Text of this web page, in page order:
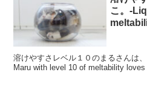
こ。-
溶けやすさレベル１０のまるさんは
Maru with level 10 of meltability loves